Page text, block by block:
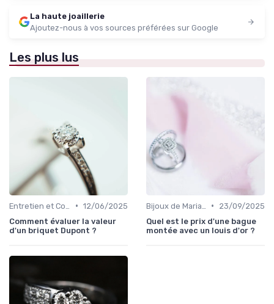
La haute joaillerie
Ajoutez-nous à vos sources préférées sur Google
Les plus lus
• 12/06/2025
Comment évaluer la valeur
d'un briquet Dupont ?
•
23/09/2025
Quel est le prix d'une bague
montée avec un louis d'or ?